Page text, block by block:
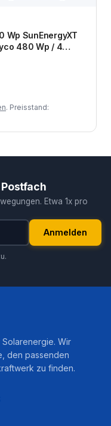
Wp SunEnergyXT
480 Wp / 4
. Preisstand:
Etwa 1x pro
Anmelden
Wir
den passenden
zu finden.